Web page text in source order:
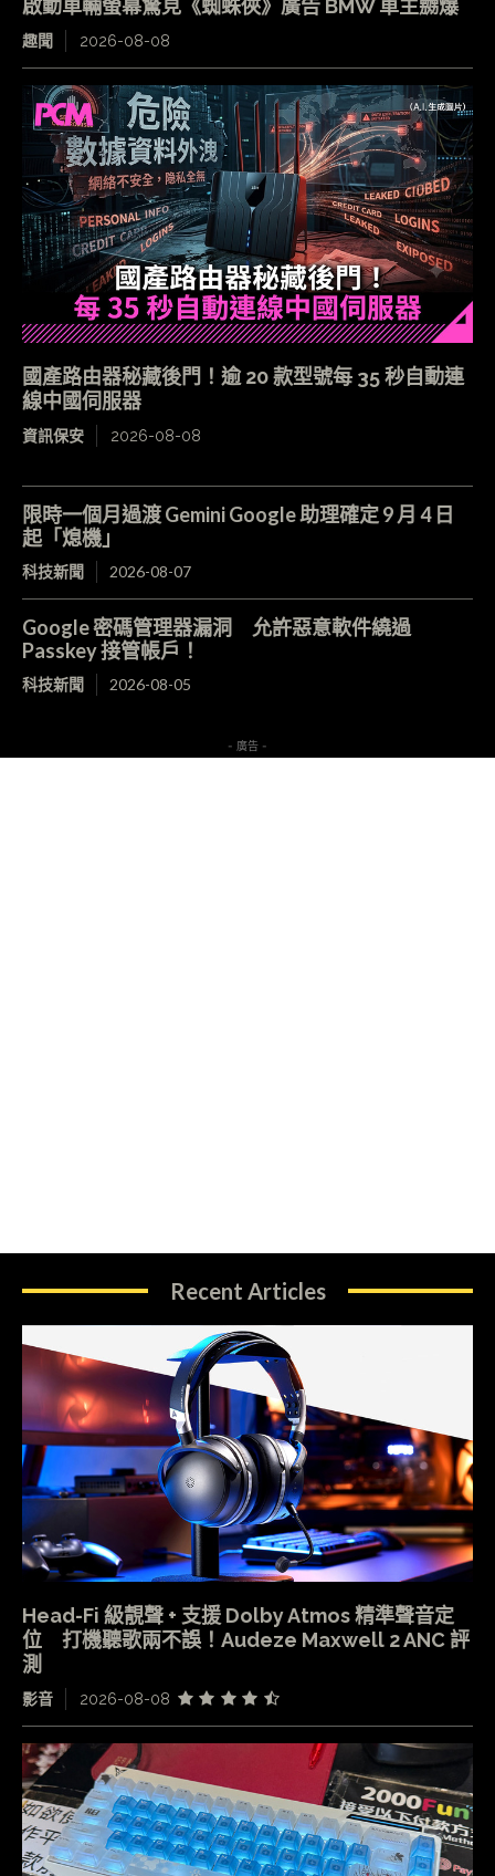
啟動車輛螢幕驚見《蜘蛛俠》廣告 BMW 車主嬲爆
趣聞 2026-08-08
國產路由器秘藏後門！逾 20 款型號每 35 秒自動連
線中國伺服器
資訊保安 2026-08-08
限時一個月過渡 Gemini Google 助理確定 9 月 4 日
起「熄機」
科技新聞 2026-08-07
Google 密碼管理器漏洞 允許惡意軟件繞過
Passkey 接管帳戶！
科技新聞 2026-08-05
- 廣告 -
Recent Articles
Head-Fi 級靚聲 + 支援 Dolby Atmos 精準聲音定
位 打機聽歌兩不誤！Audeze Maxwell 2 ANC 評
測
影音 2026-08-08